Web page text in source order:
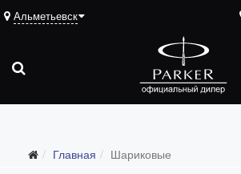
Альметьевск
Главная Шариковые